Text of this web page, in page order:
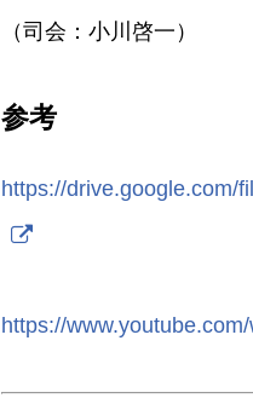
（司会：小川啓一）
参考
https://drive.google.com/
https://